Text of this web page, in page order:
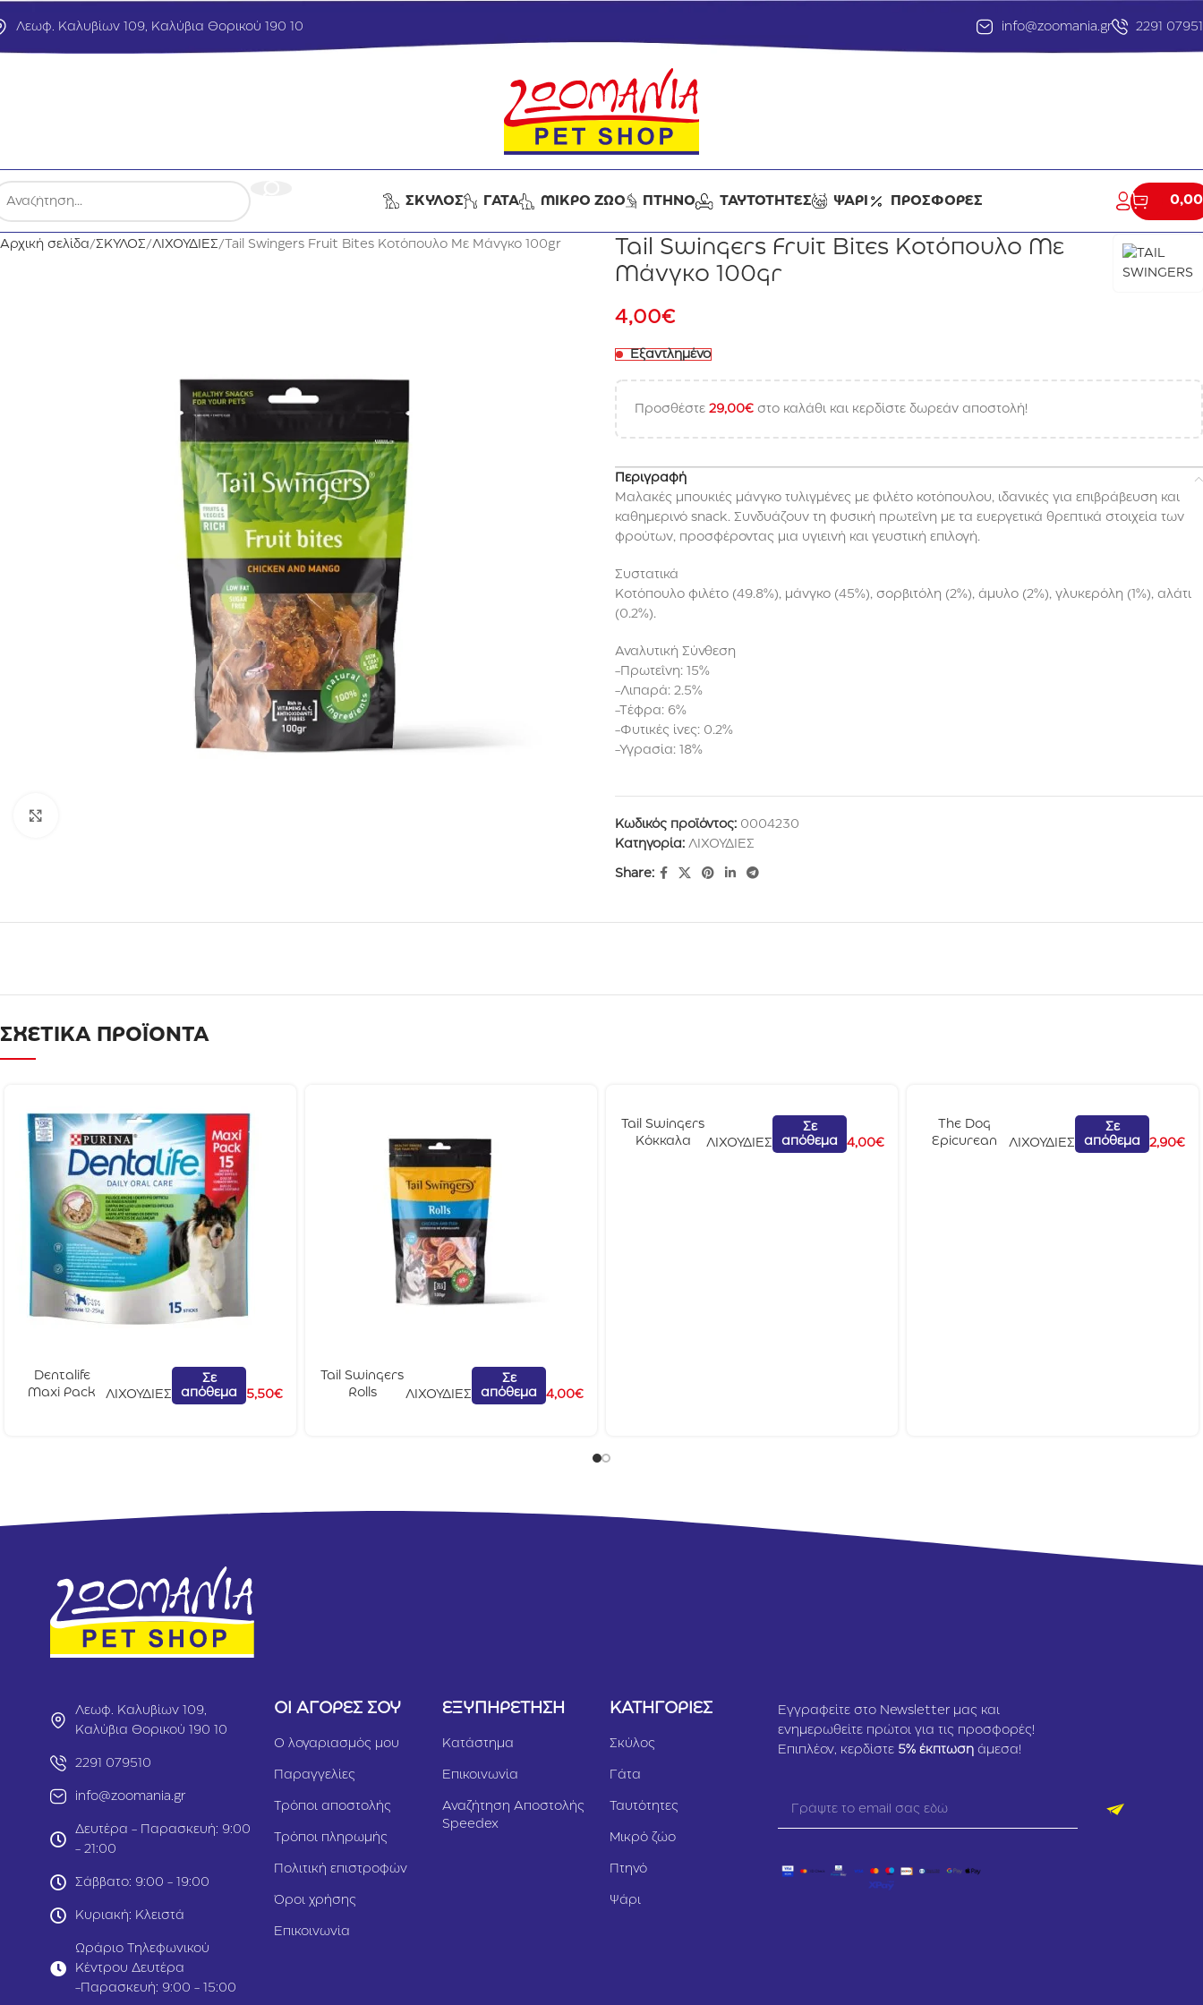
Λεωφ. Καλυβίων 109, Καλύβια Θορικού 190 10 info@zoomania.gr 2291
ΣΚΥΛΟΣ ΓΑΤΑ ΜΙΚΡΟ ΖΩΟ ΠΤΗΝΟ ΤΑΥΤΟΤΗΤΕΣ ΨΑΡΙ ΠΡΟΣΦΟΡΕΣ 0,00
Αρχική σελίδα ΣΚΥΛΟΣ ΛΙΧΟΥΔΙΕΣ Tail Swingers Fruit Bites Κοτόπουλο Με Μάνγκο 100gr
Tail Swingers Fruit Bites Κοτόπουλο Με
Μάνγκο 100gr
4,00€
Εξαντλημένο
Προσθέστε 29,00€ στο καλάθι και κερδίστε δωρεάν αποστολή!
Περιγραφή
Μαλακές μπουκιές μάνγκο τυλιγμένες με φιλέτο κοτόπουλου, ιδανικές για επιβράβευση και
καθημερινό snack. Συνδυάζουν τη φυσική πρωτεΐνη με τα ευεργετικά θρεπτικά στοιχεία των
φρούτων, προσφέροντας μια υγιεινή και γευστική επιλογή.
Συστατικά
Κοτόπουλο φιλέτο (49.8%), μάνγκο (45%), σορβιτόλη (2%), άμυλο (2%), γλυκερόλη (1%), αλάτι
(0.2%).
Αναλυτική Σύνθεση
-Πρωτεΐνη: 15%
-Λιπαρά: 2.5%
-Τέφρα: 6%
-Φυτικές ίνες: 0.2%
-Υγρασία: 18%
Κωδικός προϊόντος: 0004230
Κατηγορία: ΛΙΧΟΥΔΙΕΣ
Share:
ΣΧΕΤΙΚΑ ΠΡΟΪΟΝΤΑ
Dentalife
Maxi Pack
ΛΙΧΟΥΔΙΕΣ
Σε
απόθεμα
5,50€
Tail Swingers
Rolls
ΛΙΧΟΥΔΙΕΣ
Σε
απόθεμα
4,00€
Tail Swingers
Κόκκαλα
ΛΙΧΟΥΔΙΕΣ
Σε
απόθεμα
4,00€
The Dog
Epicurean
ΛΙΧΟΥΔΙΕΣ
Σε
απόθεμα
2,90€
Λεωφ. Καλυβίων 109,
Καλύβια Θορικού 190 10
2291 079510
info@zoomania.gr
Δευτέρα - Παρασκευή: 9:00
- 21:00
Σάββατο: 9:00 - 19:00
Κυριακή: Κλειστά
Ωράριο Τηλεφωνικού
Κέντρου Δευτέρα
-Παρασκευή: 9:00 - 15:00
ΟΙ ΑΓΟΡΕΣ ΣΟΥ
Ο λογαριασμός μου
Παραγγελίες
Τρόποι αποστολής
Τρόποι πληρωμής
Πολιτική επιστροφών
Όροι χρήσης
Επικοινωνία
ΕΞΥΠΗΡΕΤΗΣΗ
Κατάστημα
Επικοινωνία
Αναζήτηση Αποστολής
Speedex
ΚΑΤΗΓΟΡΙΕΣ
Σκύλος
Γάτα
Ταυτότητες
Μικρό ζώο
Πτηνό
Ψάρι
Εγγραφείτε στο Newsletter μας και
ενημερωθείτε πρώτοι για τις προσφορές!
Επιπλέον, κερδίστε 5% έκπτωση άμεσα!